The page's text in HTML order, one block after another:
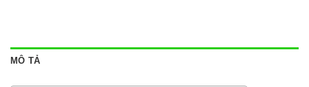
MÔ TẢ